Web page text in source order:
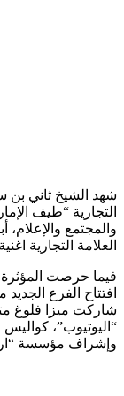
شهد الشيخ ثاني بن
التجارية “طيف
والمجتمع والإعلام،
العلامة التجارية
فيما حرصت المؤثرة
افتتاح الفرع
شاركت ميزا فلوغ
“اليوتيوب”،
وإشراف مؤسسة